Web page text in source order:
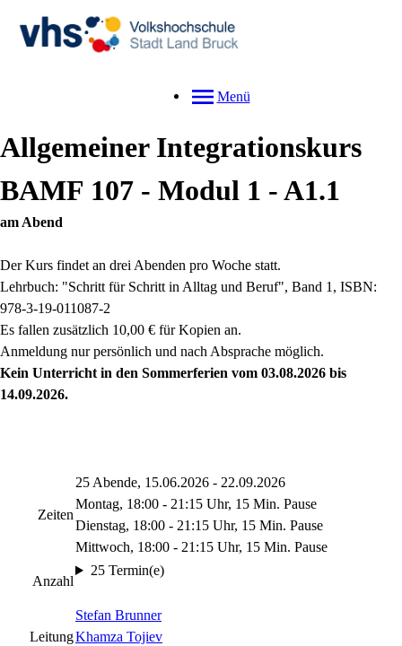
Menü
Allgemeiner Integrationskurs
BAMF 107 - Modul 1 - A1.1
am Abend
Der Kurs findet an drei Abenden pro Woche statt.
Lehrbuch: "Schritt für Schritt in Alltag und Beruf", Band 1, ISBN:
978-3-19-011087-2
Es fallen zusätzlich 10,00 € für Kopien an.
Anmeldung nur persönlich und nach Absprache möglich.
Kein Unterricht in den Sommerferien vom 03.08.2026 bis
14.09.2026.
Zeiten
25 Abende, 15.06.2026 - 22.09.2026
Montag, 18:00 - 21:15 Uhr, 15 Min. Pause
Dienstag, 18:00 - 21:15 Uhr, 15 Min. Pause
Mittwoch, 18:00 - 21:15 Uhr, 15 Min. Pause
Anzahl
25 Termin(e)
Leitung
Stefan Brunner
Khamza Tojiev